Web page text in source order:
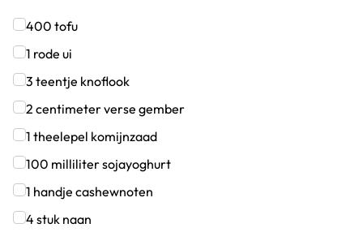
400 tofu
Klik om dit selectievakje aan te vinken
1 rode ui
Klik om dit selectievakje aan te vinken
3 teentje knoflook
Klik om dit selectievakje aan te vinken
2 centimeterverse gember
Klik om dit selectievakje aan te vinken
1 theelepel komijnzaad
Klik om dit selectievakje aan te vinken
100 millilitersojayoghurt
Klik om dit selectievakje aan te vinken
1 handje cashewnoten
Klik om dit selectievakje aan te vinken
4 stuk naan